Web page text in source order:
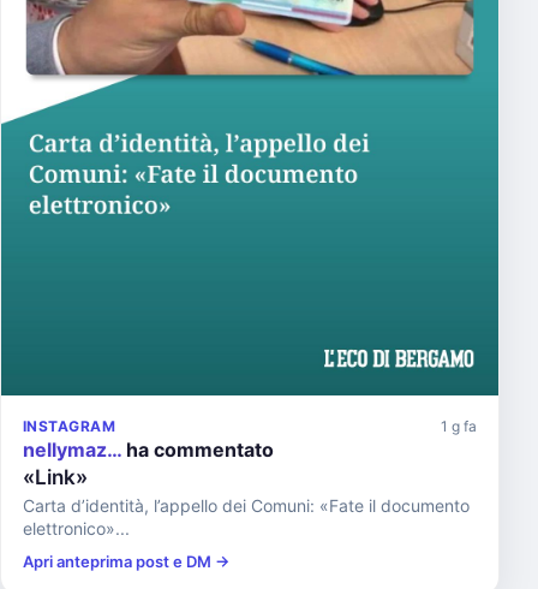
INSTAGRAM 1 g fa
nellymaz… ha commentato
«Link»
Carta d’identità, l’appello dei Comuni: «Fate il documento
elettronico»...
Apri anteprima post e DM →